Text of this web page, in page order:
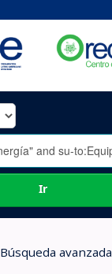
Ir
Búsqueda avanzada